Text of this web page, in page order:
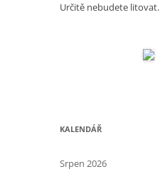
Určitě nebudete litovat.
KALENDÁŘ
Srpen 2026